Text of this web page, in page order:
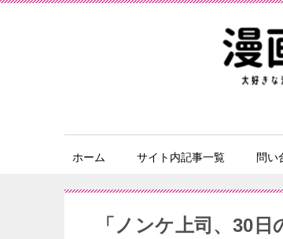
ホーム サイト内記事一覧 問い
「ノンケ上司、30